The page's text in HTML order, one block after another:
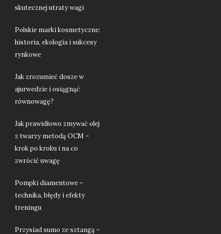
skutecznej utraty wagi
Polskie marki kosmetyczne:
historia, ekologia i sukcesy
rynkowe
Jak zrozumieć dosze w
ajurwedzie i osiągnąć
równowagę?
Jak prawidłowo zmywać olej
z twarzy metodą OCM –
krok po kroku i na co
zwrócić uwagę
Pompki diamentowe –
technika, błędy i efekty
treningu
Przysiad sumo ze sztangą –